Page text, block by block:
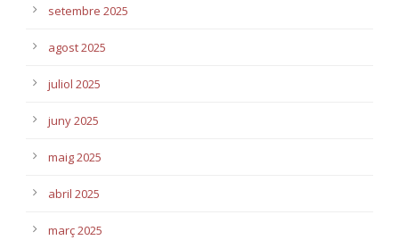
setembre 2025
agost 2025
juliol 2025
juny 2025
maig 2025
abril 2025
març 2025